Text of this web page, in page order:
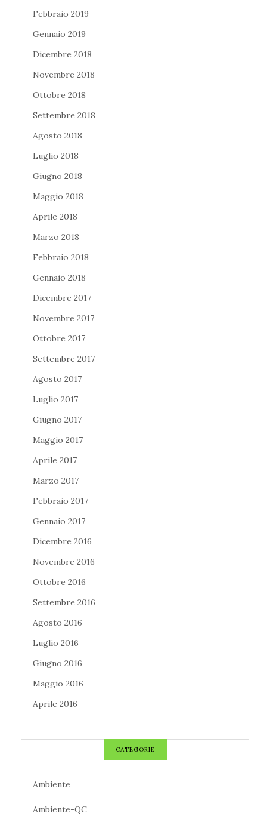
Febbraio 2019
Gennaio 2019
Dicembre 2018
Novembre 2018
Ottobre 2018
Settembre 2018
Agosto 2018
Luglio 2018
Giugno 2018
Maggio 2018
Aprile 2018
Marzo 2018
Febbraio 2018
Gennaio 2018
Dicembre 2017
Novembre 2017
Ottobre 2017
Settembre 2017
Agosto 2017
Luglio 2017
Giugno 2017
Maggio 2017
Aprile 2017
Marzo 2017
Febbraio 2017
Gennaio 2017
Dicembre 2016
Novembre 2016
Ottobre 2016
Settembre 2016
Agosto 2016
Luglio 2016
Giugno 2016
Maggio 2016
Aprile 2016
CATEGORIE
Ambiente
Ambiente-QC